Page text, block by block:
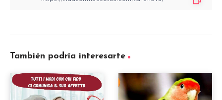
También podría interesarte